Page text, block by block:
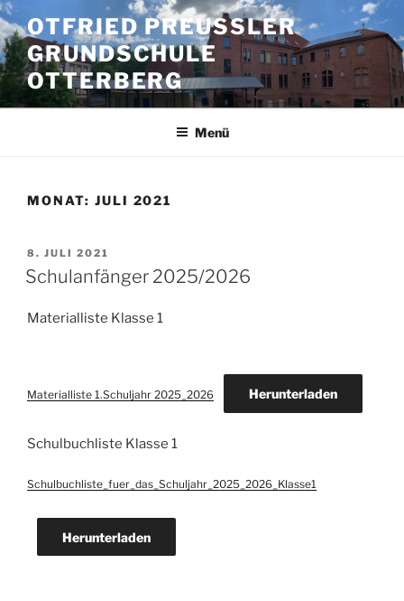
Zum
Inhalt
springen
OTFRIED PREUSSLER G
RUNDSCHULE O
TTERBERG
Menü
MONAT: JULI 2021
VERÖFFENTLICHT
AM
8. JULI 2021
Schulanfänger 2025/2026
Materialliste Klasse 1
Materialliste 1.Schuljahr 2025_2026 Herunterladen
Schulbuchliste Klasse 1
Schulbuchliste_fuer_das_Schuljahr_2025_2026_Klasse1
Herunterladen